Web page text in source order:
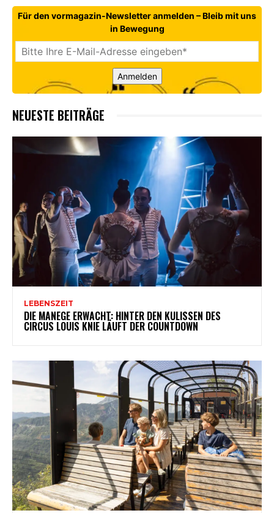
Für den vormagazin-Newsletter anmelden – Bleib mit uns
in Bewegung
Anmelden
NEUESTE BEITRÄGE
LEBENSZEIT
DIE MANEGE ERWACHT: HINTER DEN KULISSEN DES
CIRCUS LOUIS KNIE LÄUFT DER COUNTDOWN